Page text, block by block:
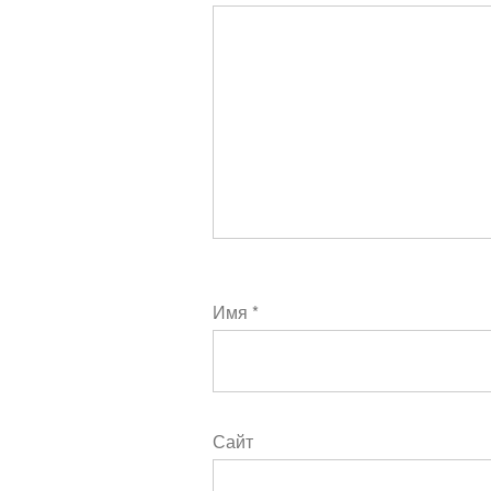
Имя *
Сайт